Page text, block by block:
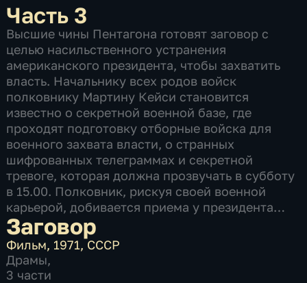
Часть 3
Высшие чины Пентагона готовят заговор с
целью насильственного устранения
американского президента, чтобы захватить
власть. Начальнику всех родов войск
полковнику Мартину Кейси становится
известно о секретной военной базе, где
проходят подготовку отборные войска для
военного захвата власти, о странных
шифрованных телеграммах и секретной
тревоге, которая должна прозвучать в субботу
в 15.00. Полковник, рискуя своей военной
карьерой, добивается приема у президента…
Заговор
Фильм, 1971, СССР
Драмы,
3 части